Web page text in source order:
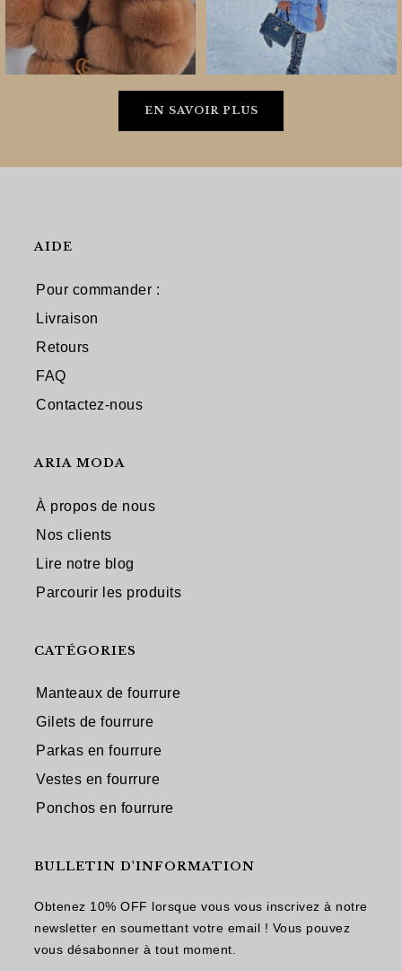
EN SAVOIR PLUS
AIDE
Pour commander :
Livraison
Retours
FAQ
Contactez-nous
ARIA MODA
À propos de nous
Nos clients
Lire notre blog
Parcourir les produits
CATÉGORIES
Manteaux de fourrure
Gilets de fourrure
Parkas en fourrure
Vestes en fourrure
Ponchos en fourrure
BULLETIN D'INFORMATION
Obtenez 10% OFF lorsque vous vous inscrivez à notre
newsletter en soumettant votre email ! Vous pouvez
vous désabonner à tout moment.